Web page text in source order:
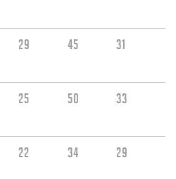
29 45 31
25 50 33
22 34 29